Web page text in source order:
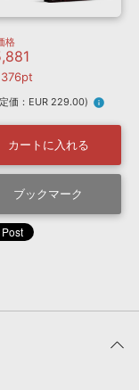
音楽カード
楽曲配信流通 サービス
無償のサウンド管理ソフト
ライセンス提供
果音
格
価：EUR 229.00) info
カートに入れる
ブックマーク